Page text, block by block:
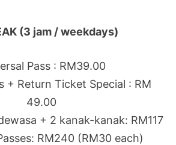
(3 jam / weekdays)
Pass : RM39.00
+ Return Ticket Special : RM
49.00
+ 2 kanak-kanak: RM117
RM240 (RM30 each)